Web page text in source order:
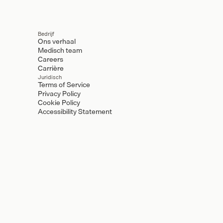
Bedrijf
Ons verhaal
Medisch team
Careers
Carrière
Juridisch
Terms of Service
Privacy Policy
Cookie Policy
Accessibility Statement